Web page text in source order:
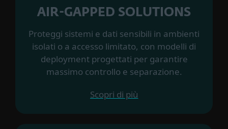
AIR-GAPPED SOLUTIONS
Proteggi sistemi e dati sensibili in ambienti
isolati o a accesso limitato, con modelli di
deployment progettati per garantire
massimo controllo e separazione.
Scopri di più